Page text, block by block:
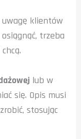
klientów
trzeba
lub w
się. Opis musi
stosując